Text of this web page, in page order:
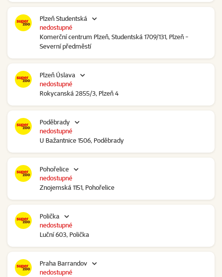
Plzeň Studentská
Komerční centrum Plzeň, Studentská 1709/131, Plzeň -
Severní předměstí
nedostupné
Plzeň Úslava
Rokycanská 2855/3, Plzeň 4
nedostupné
Poděbrady
U Bažantnice 1506, Poděbrady
nedostupné
Pohořelice
Znojemská 1151, Pohořelice
nedostupné
Polička
Luční 603, Polička
nedostupné
Praha Barrandov
nedostupné